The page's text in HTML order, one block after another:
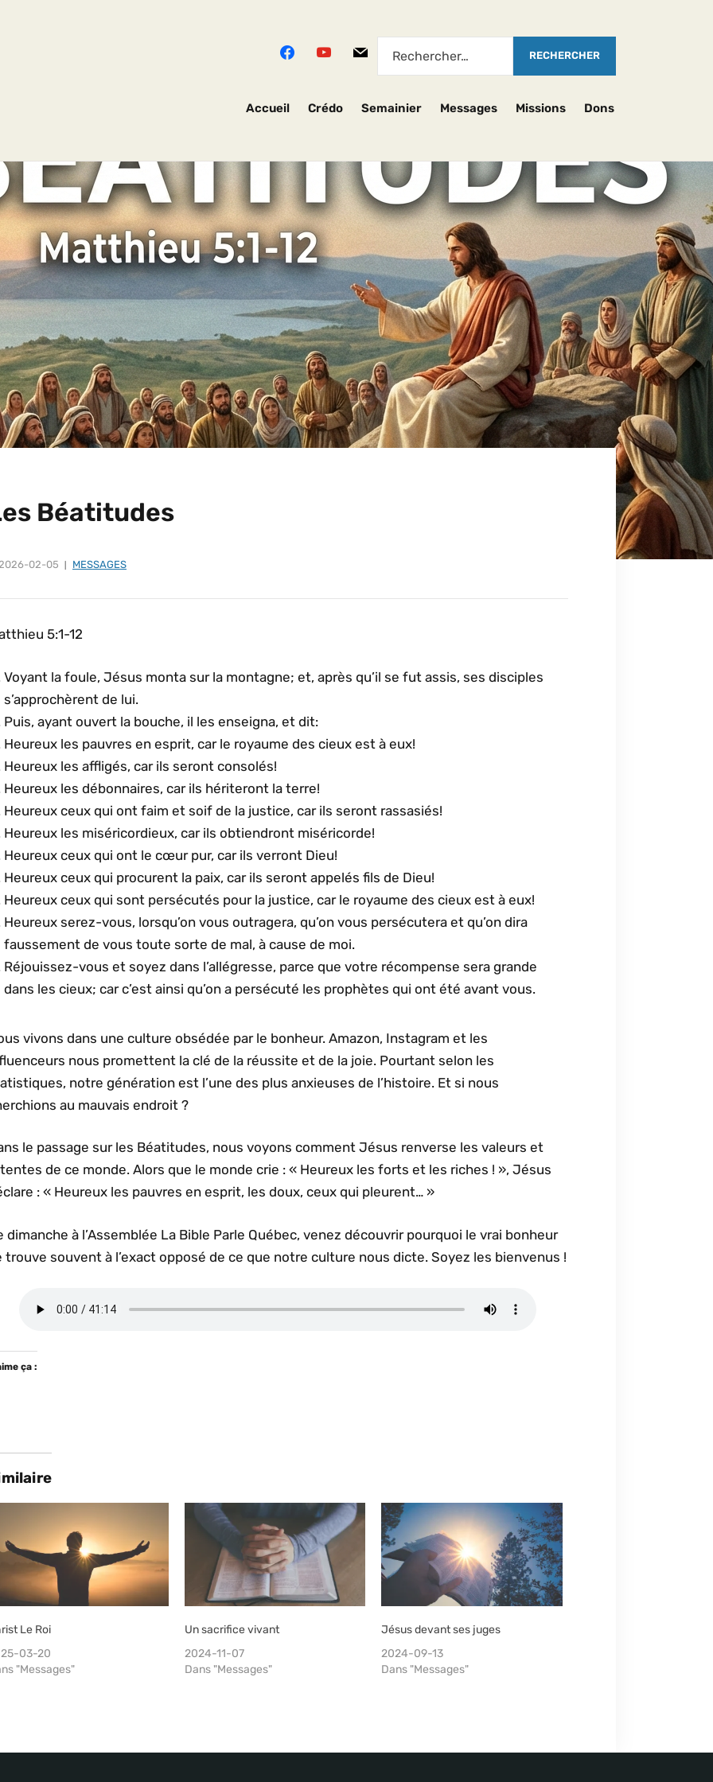
Accueil Crédo Semainier Messages Missions Dons
Béatitudes
02-05 MESSAGES
5:1-12
Voyant la foule, Jésus monta sur la montagne; et, après qu’il se fut assis, ses disciples
s’approchèrent de lui.
Puis, ayant ouvert la bouche, il les enseigna, et dit:
Heureux les pauvres en esprit, car le royaume des cieux est à eux!
Heureux les affligés, car ils seront consolés!
Heureux les débonnaires, car ils hériteront la terre!
Heureux ceux qui ont faim et soif de la justice, car ils seront rassasiés!
Heureux les miséricordieux, car ils obtiendront miséricorde!
Heureux ceux qui ont le cœur pur, car ils verront Dieu!
Heureux ceux qui procurent la paix, car ils seront appelés fils de Dieu!
Heureux ceux qui sont persécutés pour la justice, car le royaume des cieux est à eux!
Heureux serez-vous, lorsqu’on vous outragera, qu’on vous persécutera et qu’on dira
faussement de vous toute sorte de mal, à cause de moi.
Réjouissez-vous et soyez dans l’allégresse, parce que votre récompense sera grande
dans les cieux; car c’est ainsi qu’on a persécuté les prophètes qui ont été avant vous.
vivons dans une culture obsédée par le bonheur. Amazon, Instagram et les
nous promettent la clé de la réussite et de la joie. Pourtant selon les
notre génération est l’une des plus anxieuses de l’histoire. Et si nous
au mauvais endroit ?
le passage sur les Béatitudes, nous voyons comment Jésus renverse les valeurs et
de ce monde. Alors que le monde crie : « Heureux les forts et les riches ! », Jésus
: « Heureux les pauvres en esprit, les doux, ceux qui pleurent… »
dimanche à l’Assemblée La Bible Parle Québec, venez découvrir pourquoi le vrai bonheur
trouve souvent à l’exact opposé de ce que notre culture nous dicte. Soyez les bienvenus !
ça :
Le Roi
03-20
"Messages"
Un sacrifice vivant
2024-11-07
Dans "Messages"
Jésus devant ses juges
2024-09-13
Dans "Messages"